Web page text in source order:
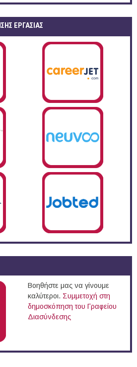
ΕΡΓΑΣΙΑΣ
Βοηθήστε μας να γίνουμε
καλύτεροι. Συμμετοχή στη
δημοσκόπηση του Γραφείου
Διασύνδεσης